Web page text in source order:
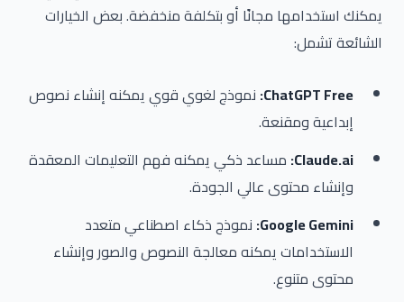
يمكنك استخدامها مجانًا أو بتكلفة منخفضة. بعض الخيارات
الشائعة تشمل:
ChatGPT Free: نموذج لغوي قوي يمكنه إنشاء نصوص
إبداعية ومقنعة.
Claude.ai: مساعد ذكي يمكنه فهم التعليمات المعقدة
وإنشاء محتوى عالي الجودة.
Google Gemini: نموذج ذكاء اصطناعي متعدد
الاستخدامات يمكنه معالجة النصوص والصور وإنشاء
محتوى متنوع.